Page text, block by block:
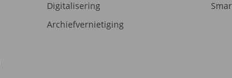
Digitalisering
Archiefvernietiging